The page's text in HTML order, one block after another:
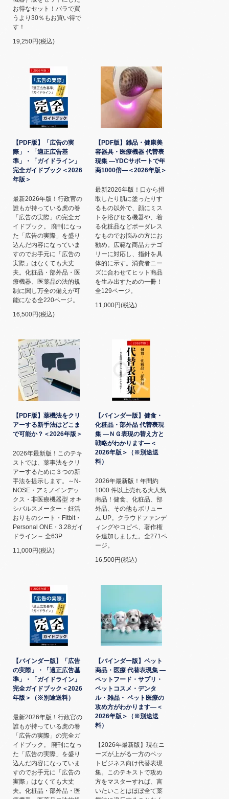
お得なセット！バラで買
うより30％もお買い得で
す！
19,250円(税込)
【PDF版】「広告の実
際」・「適正広告基
準」・「ガイドライン」
完全ガイドブック＜2026
年版＞
最新2026年版！行政官の
誰もが持っている虎の巻
「広告の実際」の完全ガ
イドブック。 廃刊になっ
た「広告の実際」を盛り
込んだ内容になっていま
すのでお手元に「広告の
実際」はなくても大丈
夫。化粧品・部外品・医
療機器、医薬品の法的規
制に関し万全の備えが可
能になる全220ページ。
16,500円(税込)
【PDF版】雑品・健康美
容器具・医療機器 代替表
現集 ―YDCサポートで年
商1000倍―＜2026年版＞
最新2026年版！口から摂
取したり肌に塗ったりす
るもの以外で、顔にミス
トを浴びせる機器や、着
る化粧品などボーダレス
なものでお悩みの方にお
勧め。広範な商品カテゴ
リーに対応し、指針を具
体的に示す。消費者ニー
ズに合わせてヒット商品
を生み出すための一冊！
全129ページ。
11,000円(税込)
【PDF版】薬機法をクリ
アーする新手法はどこま
で可能か？＜2026年版＞
2026年最新版！このテキ
ストでは、薬事法をクリ
アーするために３つの新
手法を提示します。～N-
NOSE・アミノインデッ
クス・非医療機器型 オキ
シパルスメーター・妊活
おりものシート・Fitbit・
Personal ONE・3.28ガイ
ドライン～ 全63P
11,000円(税込)
【バインダー版】健食・
化粧品・部外品 代替表現
集 ―ＮＧ表現の替え方と
戦略がわかります―＜
2026年版＞（※別途送
料）
2026年最新版！年間約
1000 件以上売れる大人気
商品！健食、化粧品、部
外品、その他もボリュー
ム UP。クラウドファンデ
ィングやコピペ、著作権
を追加しました。全271ペ
ージ。
16,500円(税込)
【バインダー版】「広告
の実際」・「適正広告基
準」・「ガイドライン」
完全ガイドブック＜2026
年版＞（※別途送料）
最新2026年版！行政官の
誰もが持っている虎の巻
「広告の実際」の完全ガ
イドブック。 廃刊になっ
た「広告の実際」を盛り
込んだ内容になっていま
すのでお手元に「広告の
実際」はなくても大丈
夫。化粧品・部外品・医
【バインダー版】ペット
商品・医療 代替表現集 ―
ペットフード・サプリ・
ペットコスメ・デンタ
ル・雑品・ ペット医療の
攻め方がわかります―＜
2026年版＞（※別途送
料）
【2026年最新版】現在ニ
ーズが上がる一方のペッ
トビジネス向け代替表現
集。このテキストで攻め
方をマスターすれば、言
いたいことはほぼ全て薬